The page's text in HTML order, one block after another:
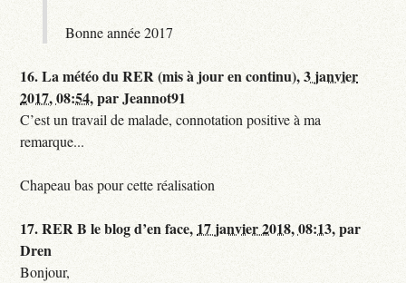
Bonne année 2017
16.La météo du RER (mis à jour en continu),3 janvier
2017, 08:54,parJeannot91
C’est un travail de malade, connotation positive à ma
remarque...
Chapeau bas pour cette réalisation
17.RER B le blog d’en face, 17 janvier 2018, 08:13,par
Dren
Bonjour,